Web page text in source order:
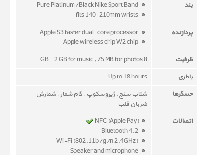
بند
پردازنده
ظرفیت
8 GB - 2 GB for music , 75 MB for photos
باطری
Up to 18 hours
حسگرها
شتاب سنج , ژیروسکوپ , گام شمار , شمارش
ضربان قلب
اتصالات
NFC (Apple Pay)